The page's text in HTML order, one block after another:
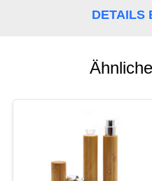
NACHRICHT
ANGEBOT
DETAILS